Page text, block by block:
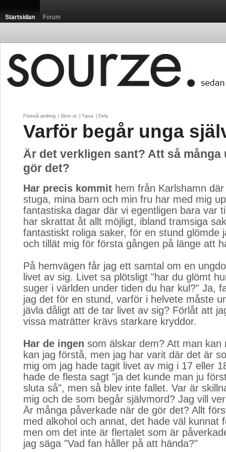
Startsidan Forum
Föreslå ändring Skriv ut Tipsa Dela
Varför begår unga
Är det verkligen sant? Att så många
gör det?
Har precis kommit hem från Karlshamn
stuga, mina barn och min fru har med mig
fantastiska dagar där vi egentligen bara var
har skrattat åt allt möjligt, ibland tramsiga
fantastiskt roliga saker, för en stund glömde
och tillät mig för första gången på länge att
På hemvägen får jag ett samtal om en
livet av sig. Livet sa plötsligt "har du glömt
suger i världen under tiden du har kul?" Ja,
jag det för en stund, varför i helvete måste
jävla dåligt att de tar livet av sig? Förlåt att
vissa maträtter krävs starkare kryddor.
Har de ingen som älskar dem? Att man kan
kan jag förstå, men jag har varit där det är
mig om jag hade tagit livet av mig i 17 eller
hade de flesta sagt "ja det kunde man ju
sluta så", men så blev inte fallet. Var är
mig och de som begår självmord? Jag vill
Är många påverkade när de gör det? Allt
med alkohol och annat, det hade väl kunnat
men om det inte är flertalet som är
jag säga "Vad fan håller på att hända?"